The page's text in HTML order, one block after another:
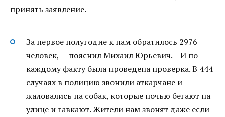
принять заявление.
За первое полугодие к нам обратилось 2976
человек, — пояснил Михаил Юрьевич. – И по
каждому факту была проведена проверка. В 444
случаях в полицию звонили аткарчане и
жаловались на собак, которые ночью бегают на
улице и гавкают. Жители нам звонят даже если